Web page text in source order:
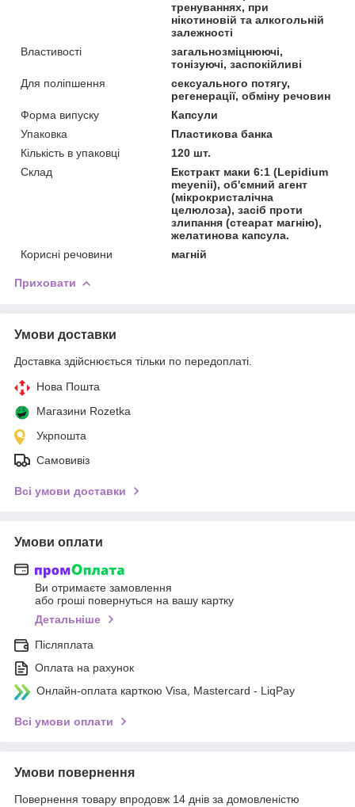
тренуваннях, при
нікотиновій та алкогольній
залежності
Властивості
загальнозміцнюючі,
тонізуючі, заспокійливі
Для поліпшення
сексуального потягу,
регенерації, обміну речовин
Форма випуску
Капсули
Упаковка
Пластикова банка
Кількість в упаковці
120 шт.
Склад
Екстракт маки 6:1 (Lepidium
meyenii), об'ємний агент
(мікрокристалічна
целюлоза), засіб проти
злипання (стеарат магнію),
желатинова капсула.
Корисні речовини
магній
Приховати
Умови доставки
Доставка здійснюється тільки по передоплаті.
Нова Пошта
Магазини Rozetka
Укрпошта
Самовивіз
Всі умови доставки
Умови оплати
Ви отримаєте замовлення
або гроші повернуться на вашу картку
Детальніше
Післяплата
Оплата на рахунок
Онлайн-оплата карткою Visa, Mastercard - LiqPay
Всі умови оплати
Умови повернення
Повернення товару впродовж 14 днів за домовленістю